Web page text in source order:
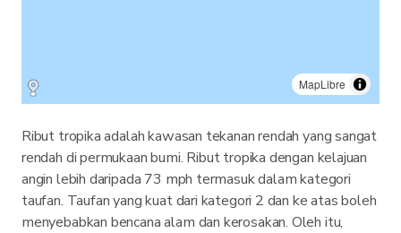
MapLibre
Ribut tropika adalah kawasan tekanan rendah yang sangat
rendah di permukaan bumi. Ribut tropika dengan kelajuan
angin lebih daripada 73 mph termasuk dalam kategori
taufan. Taufan yang kuat dari kategori 2 dan ke atas boleh
menyebabkan bencana alam dan kerosakan. Oleh itu,